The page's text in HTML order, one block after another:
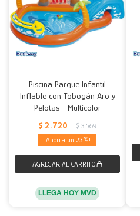
Piscina Parque Infantil
Inflable con Tobogán Aro y
Pelotas - Multicolor
$ 2.720 $ 3.569
23
LLEGA HOY MVD